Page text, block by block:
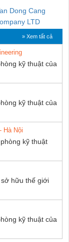
Dong Cang
LTD
» Xem tất cả
kỹ thuật của
kỹ thuật của
Hà Nội
kỹ thuật
hữu thế giới
kỹ thuật của